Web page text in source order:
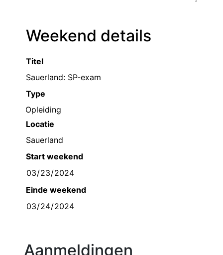
Weekend details
Titel
Type
Opleiding
Locatie
Start weekend
Einde weekend
Aanmeldingen